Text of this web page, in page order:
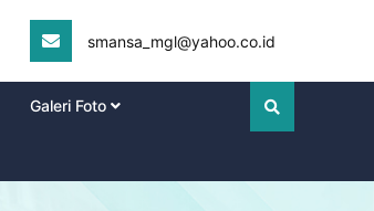
smansa_mgl@yahoo.co.id
Galeri Foto